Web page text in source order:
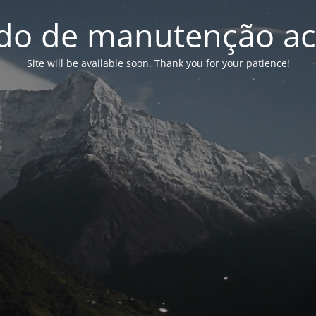
de manutenção
Site will be available soon. Thank you for your patience!